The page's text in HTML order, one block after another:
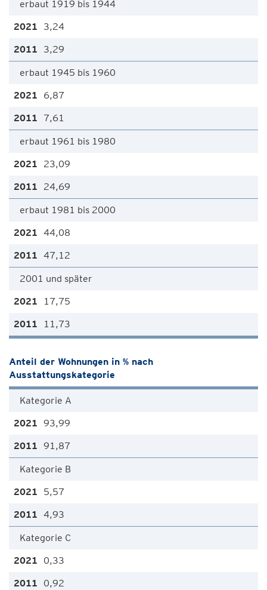
erbaut 1919 bis 1944
3,24
3,29
erbaut 1945 bis 1960
6,87
7,61
erbaut 1961 bis 1980
23,09
24,69
erbaut 1981 bis 2000
44,08
47,12
2001 und später
17,75
11,73
Anteil der Wohnungen in % nach
Ausstattungskategorie
Kategorie A
93,99
91,87
Kategorie B
5,57
4,93
Kategorie C
0,33
0,92